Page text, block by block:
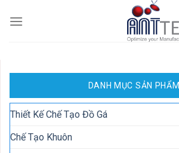
DANH MỤC SẢN PHẨM
Thiết Kế Chế Tạo Đồ Gá
Chế Tạo Khuôn